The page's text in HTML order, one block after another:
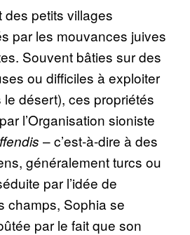
des petits villages
par les mouvances juives
Souvent bâties sur des
ou difficiles à exploiter
désert), ces propriétés
l’Organisation sioniste
– c’est-à-dire à des
généralement turcs ou
par l’idée de
champs, Sophia se
par le fait que son